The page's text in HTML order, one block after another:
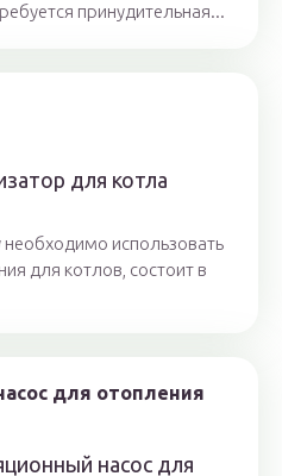
принудительная...
для котла
необходимо использовать
для котлов, состоит в
насос для